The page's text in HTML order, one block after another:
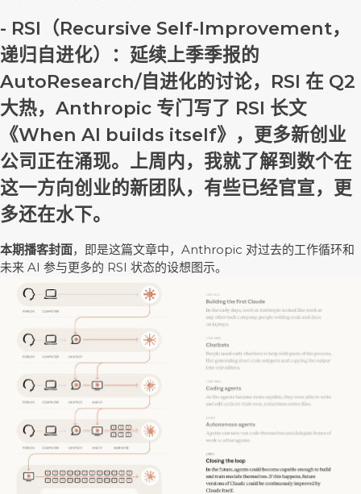
- RSI（Recursive Self-Improvement，
递归自进化）：延续上季季报的
AutoResearch/自进化的讨论，RSI 在 Q2
大热，Anthropic 专门写了 RSI 长文
《When AI builds itself》，更多新创业
公司正在涌现。上周内，我就了解到数个在
这一方向创业的新团队，有些已经官宣，更
多还在水下。
本期播客封面，即是这篇文章中，Anthropic 对过去的工作循环和
未来 AI 参与更多的 RSI 状态的设想图示。